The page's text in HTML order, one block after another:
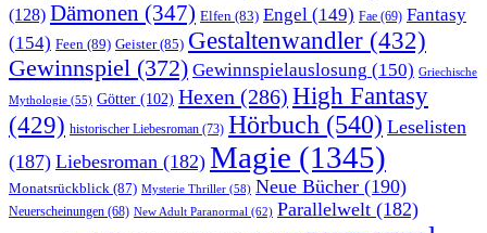
(128) Dämonen (347) Elfen (83) Engel (149) Fae (69) Fantasy
(154) Feen (89) Geister(85) Gestaltenwandler (432)
Gewinnspiel (372) Gewinnspielauslosung (150) Griechische
Mythologie (55) Götter (102) Hexen (286) High Fantasy
(429) historischer Liebesroman (73) Hörbuch (540) Leselisten
(187) Liebesroman (182) Magie (1345)
Monatsrückblick (87) Mysterie Thriller (58) Neue Bücher (190)
Neuerscheinungen (68) New Adult Paranormal (62) Parallelwelt (182)